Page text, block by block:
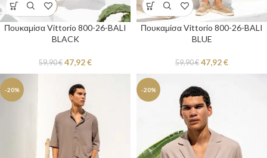
Πουκαμίσα Vittorio 800-26-BALI
BLACK
59,90€ 47,92€
Πουκαμίσα Vittorio 800-26-BALI
BLUE
59,90€ 47,92€
-20% -20%